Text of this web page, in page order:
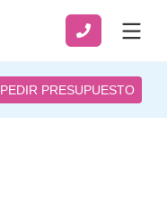
PEDIR PRESUPUESTO